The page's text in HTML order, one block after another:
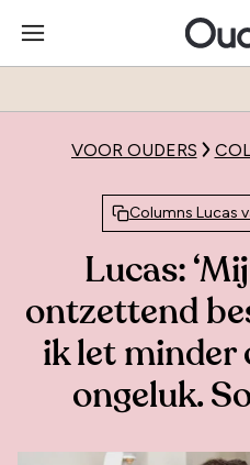
VOOR OUDERS
Columns Lucas
Lucas:
ontzettend
ik let minder
ongeluk.